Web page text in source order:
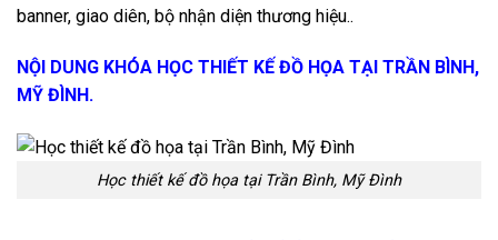
banner, giao diên, bộ nhận diện thương hiệu..
NỘI DUNG KHÓA HỌC THIẾT KẾ ĐỒ HỌA TẠI TRẦN BÌNH,
MỸ ĐÌNH.
Học thiết kế đồ họa tại Trần Bình, Mỹ Đình